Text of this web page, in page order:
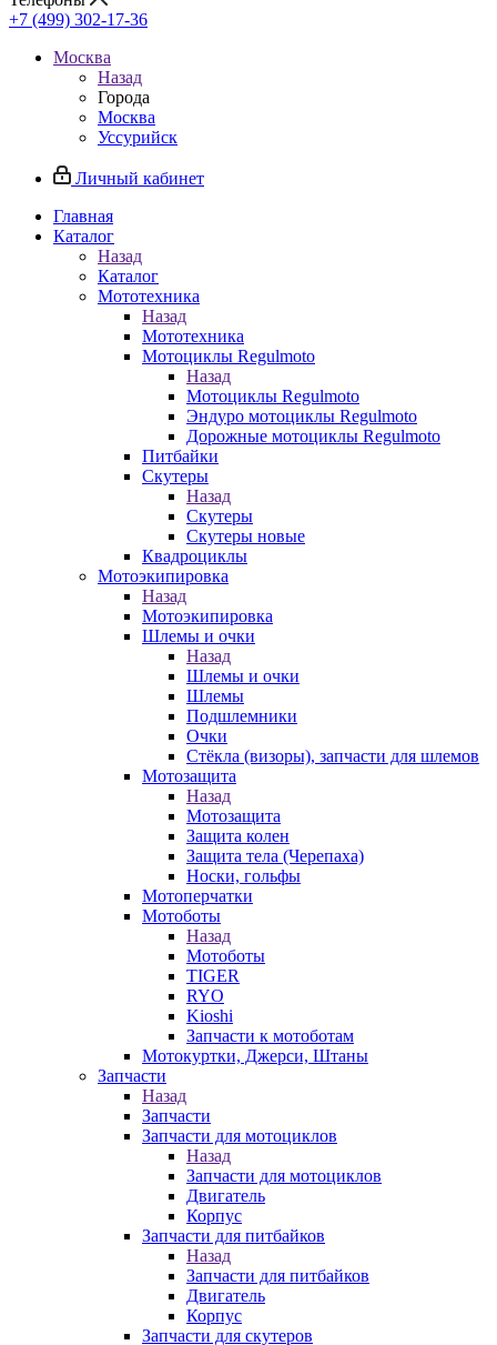
+7 (499) 302-17-36
Москва
Назад
Города
Москва
Уссурийск
Личный кабинет
Главная
Каталог
Назад
Каталог
Мототехника
Назад
Мототехника
Мотоциклы Regulmoto
Назад
Мотоциклы Regulmoto
Эндуро мотоциклы Regulmoto
Дорожные мотоциклы Regulmoto
Питбайки
Скутеры
Назад
Скутеры
Скутеры новые
Квадроциклы
Мотоэкипировка
Назад
Мотоэкипировка
Шлемы и очки
Назад
Шлемы и очки
Шлемы
Подшлемники
Очки
Стёкла (визоры), запчасти для шлемов
Мотозащита
Назад
Мотозащита
Защита колен
Защита тела (Черепаха)
Носки, гольфы
Мотоперчатки
Мотоботы
Назад
Мотоботы
TIGER
RYO
Kioshi
Запчасти к мотоботам
Мотокуртки, Джерси, Штаны
Запчасти
Назад
Запчасти
Запчасти для мотоциклов
Назад
Запчасти для мотоциклов
Двигатель
Корпус
Запчасти для питбайков
Назад
Запчасти для питбайков
Двигатель
Корпус
Запчасти для скутеров